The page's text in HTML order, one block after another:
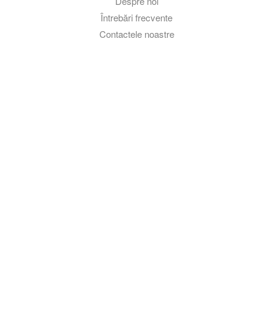
Întrebări frecvente
Contactele noastre